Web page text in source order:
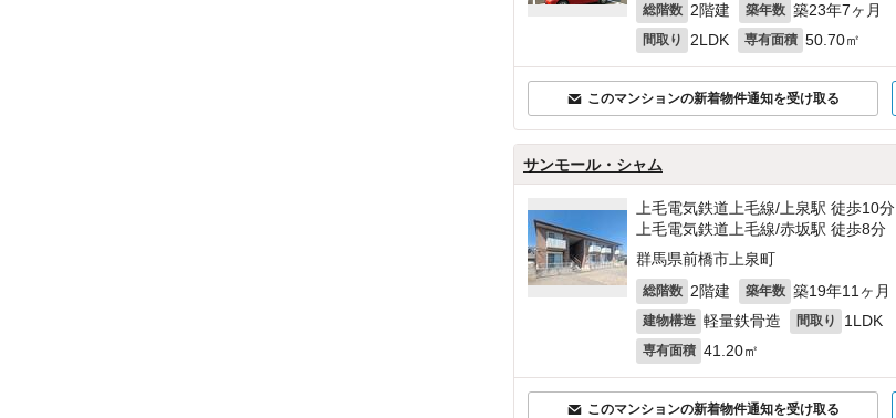
総階数 2階建 築年数 築23年7ヶ月
間取り 2LDK 専有面積 50.70㎡
このマンションの新着物件通知を受け取る
サンモール・シャム
上毛電気鉄道上毛線/上泉駅 徒歩10分
上毛電気鉄道上毛線/赤坂駅 徒歩8分
群馬県前橋市上泉町
総階数 2階建 築年数 築19年11ヶ月
建物構造 軽量鉄骨造 間取り 1LDK
専有面積 41.20㎡
このマンションの新着物件通知を受け取る